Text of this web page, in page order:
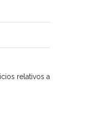
relativos a